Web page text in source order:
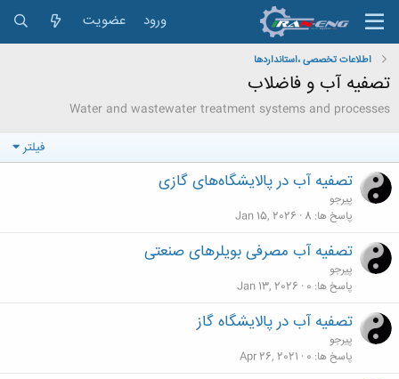
ورود عضویت
اطلاعات تخصصی ،استانداردها
تصفیه آب و فاضلاب
Water and wastewater treatment systems and processes
فیلتر
تصفیه آب در پالایشگاه‌های گازی
پیرجو
پاسخ ها 8
Jan 15, 2026
تصفیه آب مصرفی بویلرهای صنعتی
پیرجو
پاسخ ها 0
Jan 13, 2026
تصفیه آب در پالایشگاه گاز
پیرجو
پاسخ ها 0
Apr 26, 2021